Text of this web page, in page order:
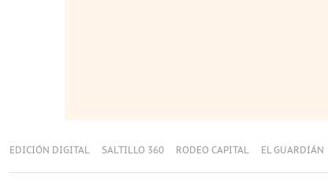
EDICIÓN DIGITAL SALTILLO 360 RODEO CAPITAL EL GUARDIÁN